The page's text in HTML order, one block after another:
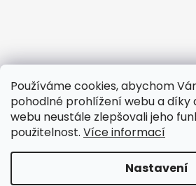
Používáme cookies, abychom
pohodlné prohlížení webu a díky
webu neustále zlepšovali jeho
použitelnost. Více informací
Nastavení